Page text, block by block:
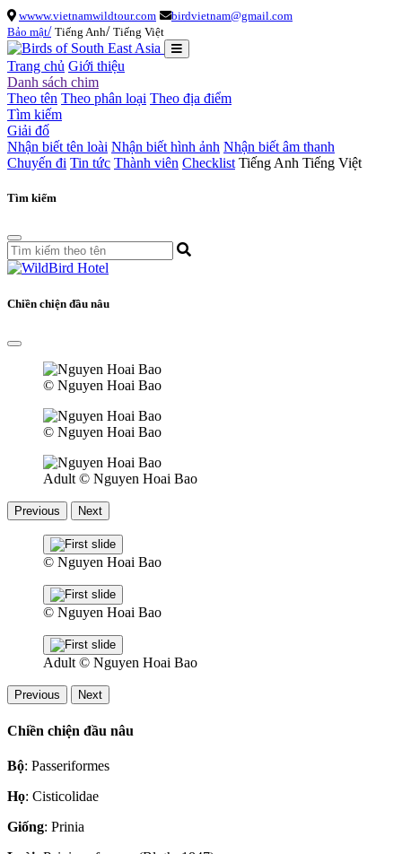
wwww.vietnamwildtour.com
birdvietnam@gmail.com
Bảo mật/ Tiếng Anh/ Tiếng Việt
Trang chủ Giới thiệu
Danh sách chim
Theo tên Theo phân loại Theo địa điểm
Tìm kiếm
Giải đố
Nhận biết tên loài Nhận biết hình ảnh Nhận biết âm thanh
Chuyến đi Tin tức Thành viên Checklist Tiếng Anh Tiếng Việt
Tìm kiếm
Chiền chiện đầu nâu
© Nguyen Hoai Bao
© Nguyen Hoai Bao
Adult © Nguyen Hoai Bao
Previous Next
© Nguyen Hoai Bao
© Nguyen Hoai Bao
Adult © Nguyen Hoai Bao
Previous Next
Chiền chiện đầu nâu
Bộ: Passeriformes
Họ: Cisticolidae
Giống: Prinia